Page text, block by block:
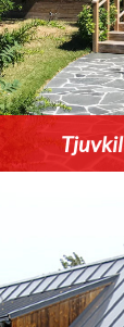
Tjuvkil